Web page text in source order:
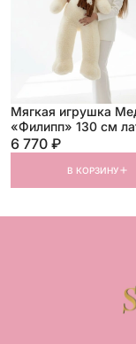
Мягкая игрушка
«Филипп» 130 см
6 770 ₽
В КОРЗИНУ